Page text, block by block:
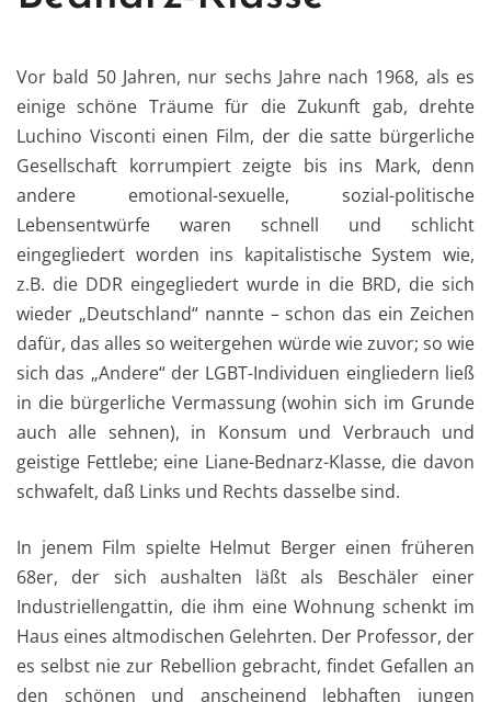
Vor bald 50 Jahren, nur sechs Jahre nach 1968, als es
einige schöne Träume für die Zukunft gab, drehte
Luchino Visconti einen Film, der die satte bürgerliche
Gesellschaft korrumpiert zeigte bis ins Mark, denn
andere emotional-sexuelle, sozial-politische
Lebensentwürfe waren schnell und schlicht
eingegliedert worden ins kapitalistische System wie,
z.B. die DDR eingegliedert wurde in die BRD, die sich
wieder „Deutschland“ nannte – schon das ein Zeichen
dafür, das alles so weitergehen würde wie zuvor; so wie
sich das „Andere“ der LGBT-Individuen eingliedern ließ
in die bürgerliche Vermassung (wohin sich im Grunde
auch alle sehnen), in Konsum und Verbrauch und
geistige Fettlebe; eine Liane-Bednarz-Klasse, die davon
schwafelt, daß Links und Rechts dasselbe sind.
In jenem Film spielte Helmut Berger einen früheren
68er, der sich aushalten läßt als Beschäler einer
Industriellengattin, die ihm eine Wohnung schenkt im
Haus eines altmodischen Gelehrten. Der Professor, der
es selbst nie zur Rebellion gebracht, findet Gefallen an
den schönen und anscheinend lebhaften jungen